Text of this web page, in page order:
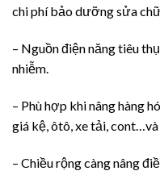
chi phí bảo dưỡng sửa
– Nguồn điện năng tiêu
nhiễm.
– Phù hợp khi nâng hàng
giá kệ, ôtô, xe tải,
– Chiều rộng càng nâng